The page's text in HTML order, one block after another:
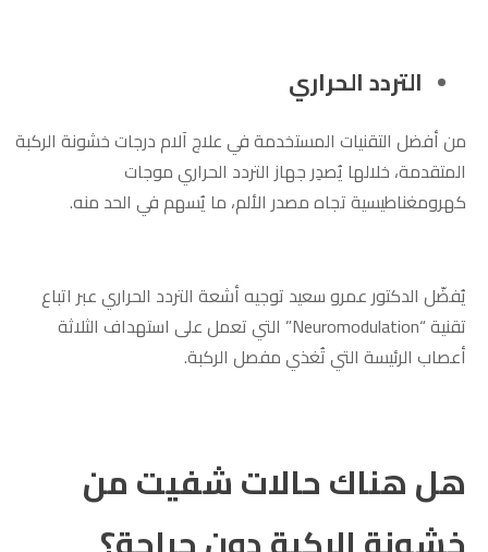
التردد الحراري
من أفضل التقنيات المستخدمة في علاج آلام درجات خشونة الركبة
المتقدمة، خلالها يُصدِر جهاز التردد الحراري موجات
كهرومغناطيسية تجاه مصدر الألم، ما يُسهم في الحد منه.
يُفضّل الدكتور عمرو سعيد توجيه أشعة التردد الحراري عبر اتباع
تقنية “Neuromodulation” التي تعمل على استهداف الثلاثة
أعصاب الرئيسة التي تُغذي مفصل الركبة.
هل هناك حالات شفيت من